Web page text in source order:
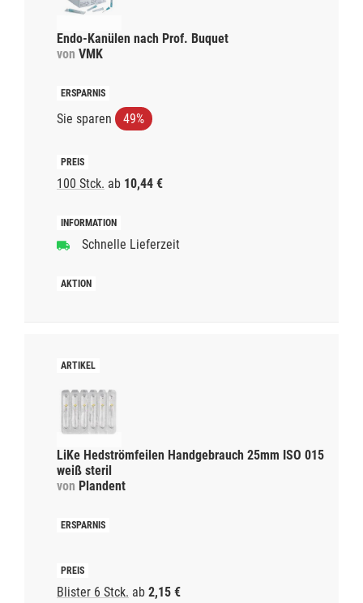
Endo-Kanülen nach Prof. Buquet
von VMK
Sie sparen 49%
100 Stck. ab 10,44 €
Schnelle Lieferzeit
LiKe Hedströmfeilen Handgebrauch 25mm ISO 015
weiß steril
von Plandent
Blister 6 Stck. ab 2,15 €